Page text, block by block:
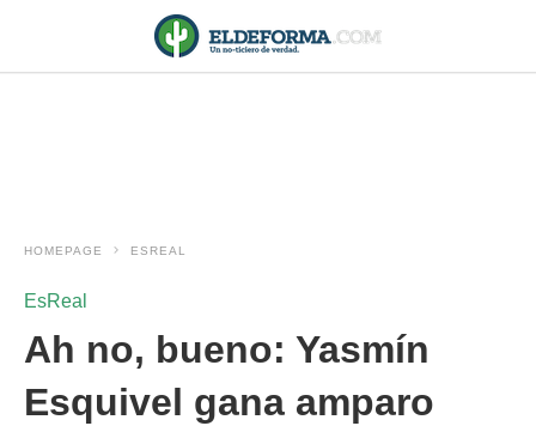
HOMEPAGE ESREAL
EsReal
Ah no, bueno: Yasmín
Esquivel gana amparo